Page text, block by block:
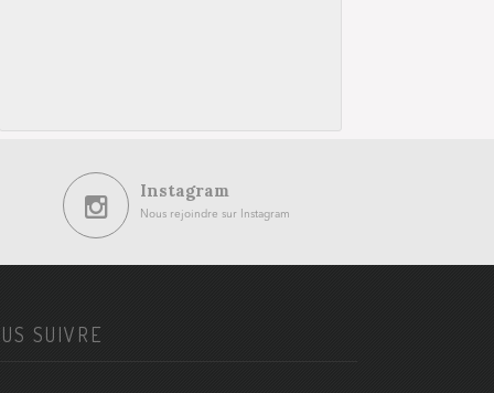
Instagram
Nous rejoindre sur Instagram
SUIVRE